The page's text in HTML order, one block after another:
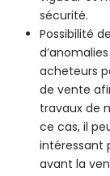
sécurité.
Possibilité
acheteurs
de vente
travaux de
ce cas, il
intéressant
avant la